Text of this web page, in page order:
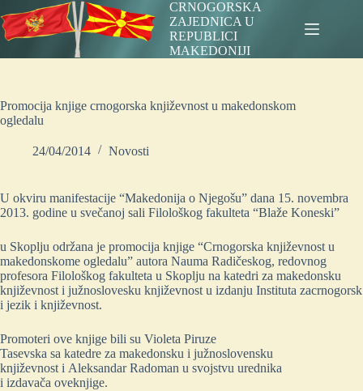
to
content
CRNOGORSKA
ZAJEDNICA U
REPUBLICI
MAKEDONIJI
Promocija knjige crnogorska književnost u makedonskom
ogledalu
24/04/2014 Novosti
U okviru manifestacije “Makedonija o Njegošu” dana 15. novembra
2013. godine u svečanoj sali Filološkog fakulteta “Blaže Koneski”
u Skoplju održana je promocija knjige “Crnogorska književnost u
makedonskome ogledalu” autora Nauma Radičeskog, redovnog
profesora Filološkog fakulteta u Skoplju na katedri za makedonsku
književnost i južnoslovesku književnost u izdanju Instituta zacrnogorsk
i jezik i književnost.
Promoteri ove knjige bili su Violeta Piruze
Tasevska sa katedre za makedonsku i južnoslovensku
književnost i Aleksandar Radoman u svojstvu urednika
i izdavača oveknjige.